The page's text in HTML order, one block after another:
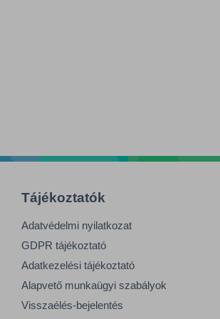
Tájékoztatók
Adatvédelmi nyilatkozat
GDPR tájékoztató
Adatkezelési tájékoztató
Alapvető munkaügyi szabályok
Visszaélés-bejelentés